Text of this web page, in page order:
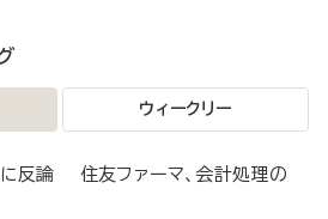
ウィークリー
反論 住友ファーマ、会計処理の